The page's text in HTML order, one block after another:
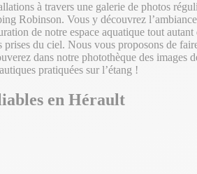
à travers une galerie de photos
Robinson. Vous y découvrez
de notre espace aquatique tout
du ciel. Nous vous proposons de
dans notre photothèque des images
pratiquées sur l’étang !
en Hérault